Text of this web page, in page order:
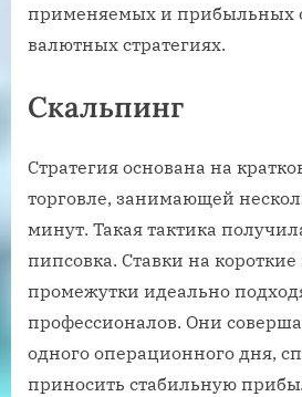
применяемых и прибыльных
валютных стратегиях.
Скальпинг
Стратегия основана на
торговле, занимающей
минут. Такая тактика
пипсовка. Ставки на
промежутки идеально
профессионалов. Они
одного операционного дня,
приносить стабильную